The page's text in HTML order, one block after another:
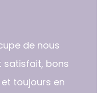
de nous
satisfait, bons
toujours en